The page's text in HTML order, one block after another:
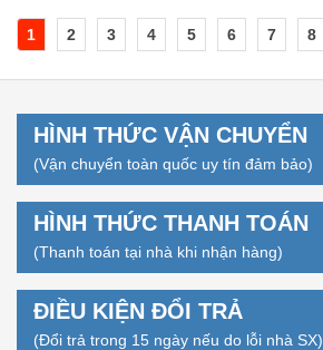
1 2 3 4 5 6 7 8
HÌNH THỨC VẬN CHUYỂN
(Vận chuyển toàn quốc uy tín đảm bảo)
HÌNH THỨC THANH TOÁN
(Thanh toán tại nhà khi nhận hàng)
ĐIỀU KIỆN ĐỔI TRẢ
(Đổi trả trong 15 ngày nếu do lỗi nhà SX)